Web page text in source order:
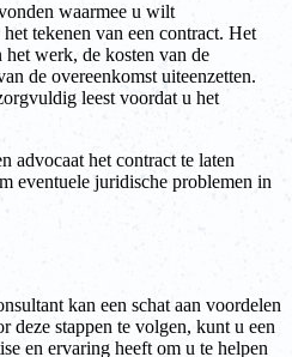
waarmee u wilt
tekenen van een contract. Het
werk, de kosten van de
de overeenkomst uiteenzetten.
leest voordat u het
advocaat het contract te laten
eventuele juridische problemen in
kan een schat aan voordelen
stappen te volgen, kunt u een
en ervaring heeft om u te helpen